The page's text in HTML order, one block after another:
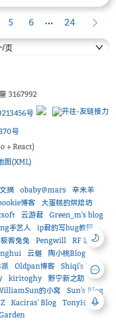
5 6 24
3167992
号
号
+ React)
图(XML)
摘 obaby@mars
辛未羊
博客
大蛋糕的烘焙坊
云游君
Green_m's blog
手艺人
ip君的写bug教程
极客兔兔 Pengwill
RF 菜鸟
云樾
陶小桃Blog
Oldpan博客
Shiqi's Blog
kiritoghy
野宁新之助
的小窝
Sun's Blog
Kaciras' Blog
TonyHe